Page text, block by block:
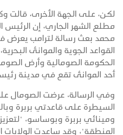
لكن، على الجهة الأخرى، قالت
مطلع الشهر الجاري، إن
محمد بعث رسالة لترامب يعرض
القواعد الجوية والموانئ
الحكومة الصومالية وأرض
أحد الموانئ تقع في مدينة
وفي الرسالة، عرضت الصومال
السيطرة على قاعدتي بربرة
ومينائي بربرة وبوساسو،
المنطقة"، وقد ساعدت الولايات